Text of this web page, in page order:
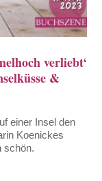
verliebt“
&
einer Insel den
Koenickes
schön.